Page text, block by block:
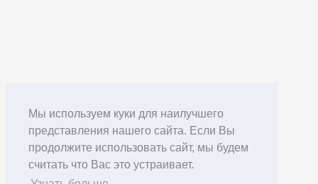
Мы используем куки для наилучшего
представления нашего сайта. Если Вы
продолжите использовать сайт, мы будем
считать что Вас это устраивает.